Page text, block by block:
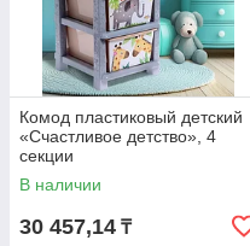
Комод пластиковый детский
«Счастливое детство», 4
секции
В наличии
30 457,14 ₸